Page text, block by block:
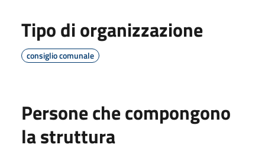
Tipo di organizzazione
consiglio comunale
Persone che compongono
la struttura